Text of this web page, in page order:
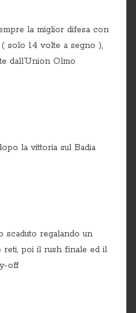
la miglior difesa con
solo 14 volte a segno ),
dall’Union Olmo
la vittoria sul Badia
scaduto regalando un
reti, poi il rush finale ed il
off